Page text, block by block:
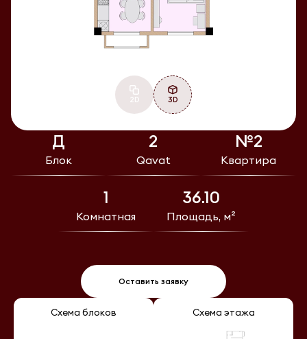
Д
Блок
2
Qavat
№2
Квартира
1
Комнатная
36.10
Площадь, м²
Оставить заявку
2D 3D
Схема блоков Схема этажа